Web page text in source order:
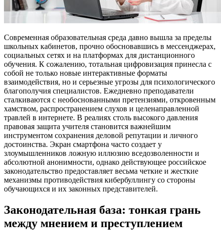
Современная образовательная среда давно вышла за пределы
школьных кабинетов, прочно обосновавшись в мессенджерах,
социальных сетях и на платформах для дистанционного
обучения. К сожалению, тотальная цифровизация принесла с
собой не только новые интерактивные форматы
взаимодействия, но и серьезные угрозы для психологического
благополучия специалистов. Ежедневно преподаватели
сталкиваются с необоснованными претензиями, откровенным
хамством, распространением слухов и целенаправленной
травлей в интернете. В реалиях столь высокого давления
правовая защита учителя становится важнейшим
инструментом сохранения деловой репутации и личного
достоинства. Экран смартфона часто создает у
злоумышленников ложную иллюзию вседозволенности и
абсолютной анонимности, однако действующее российское
законодательство предоставляет весьма четкие и жесткие
механизмы противодействия кибербуллингу со стороны
обучающихся и их законных представителей.
Законодательная база: тонкая грань
между мнением и преступлением